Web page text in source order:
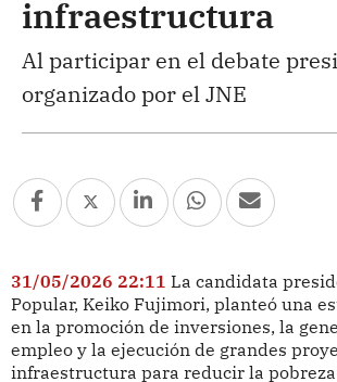
infraestructura
Al participar en el debate
organizado por el JNE
31/05/2026 22:11 La candidata
Popular, Keiko Fujimori, planteó una
en la promoción de inversiones, la
empleo y la ejecución de grandes
infraestructura para reducir la pobreza